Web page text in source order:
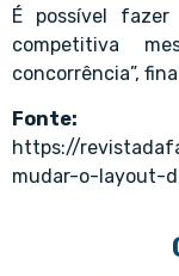
É possível
competitiva
concorrência”,
Fonte:
https://
mudar-o-layout-